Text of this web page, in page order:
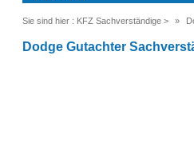
Sie sind hier : KFZ Sachverständige >
Dodge Gutachter